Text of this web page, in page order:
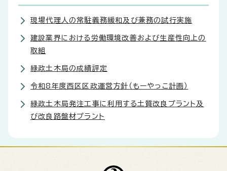
現場代理人の常駐義務緩和及び兼務の試行実施
建設業界における労働環境改善および生産性向上の
取組
緑政土木局の成績評定
令和8年度西区区政運営方針（もーやっこ計画）
緑政土木局発注工事に利用する土質改良プラント及
び改良路盤材プラント